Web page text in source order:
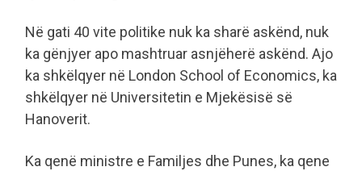
Në gati 40 vite politike nuk ka sharë askënd, nuk
ka gënjyer apo mashtruar asnjëherë askënd. Ajo
ka shkëlqyer në London School of Economics, ka
shkëlqyer në Universitetin e Mjekësisë së
Hanoverit.
Ka qenë ministre e Familjes dhe Punes, ka qene